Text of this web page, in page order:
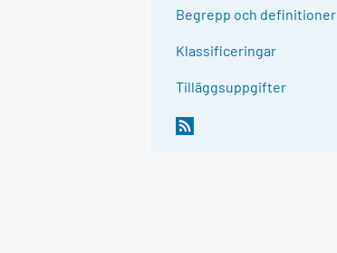
Begrepp och definitioner
Klassificeringar
Tilläggsuppgifter